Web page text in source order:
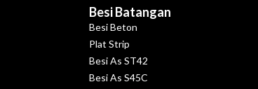
Besi Batangan
Besi Beton
Plat Strip
Besi As ST42
Besi As S45C